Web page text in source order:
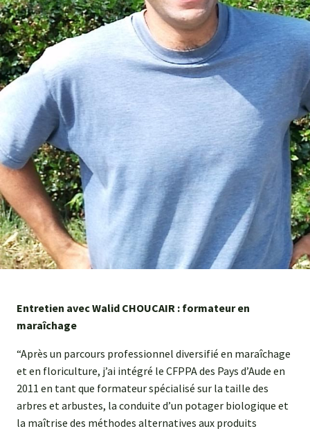
Entretien avec Walid CHOUCAIR : formateur en
maraîchage
“Après un parcours professionnel diversifié en maraîchage
et en floriculture, j’ai intégré le CFPPA des Pays d’Aude en
2011 en tant que formateur spécialisé sur la taille des
arbres et arbustes, la conduite d’un potager biologique et
la maîtrise des méthodes alternatives aux produits